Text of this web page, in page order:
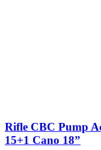
Rifle CBC Pump
15+1 Cano 18”